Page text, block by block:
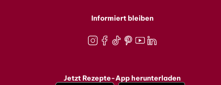
Informiert bleiben
Jetzt Rezepte-App herunterladen